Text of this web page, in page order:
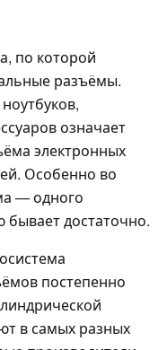
по которой
разъёмы.
означает
электронных
Особенно во
— одного
бывает достаточно.
постепенно
в самых разных